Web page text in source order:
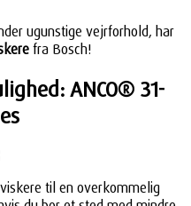
ugunstige vejrforhold, har
fra Bosch!
ANCO® 31-
til en overkommelig